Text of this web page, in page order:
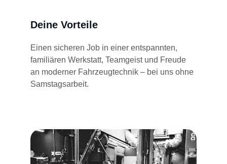
Deine Vorteile
Einen sicheren Job in einer entspannten,
familiären Werkstatt, Teamgeist und Freude
an moderner Fahrzeugtechnik – bei uns ohne
Samstagsarbeit.